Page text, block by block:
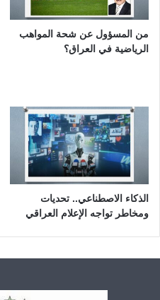
من المسؤول عن شحة المواهب
الرياضية في العراق؟
الذكاء الاصطناعي.. تحديات
ومخاطر تواجه الإعلام العراقي